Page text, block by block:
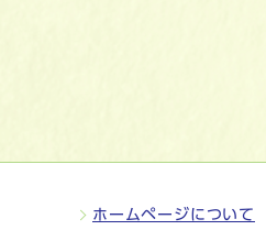
ホームページについて